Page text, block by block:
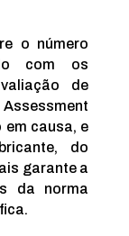
o número
com os
de
em causa, e
do
garante a
da norma